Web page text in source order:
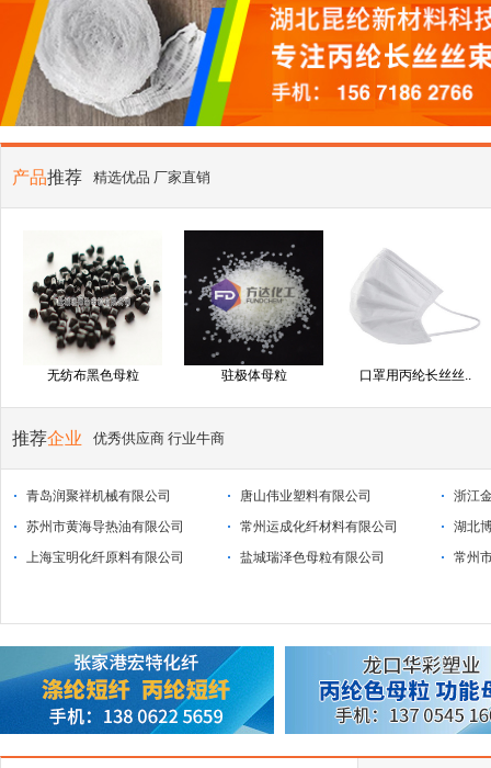
产品推荐 精选优品 厂家直销
无纺布黑色母粒 驻极体母粒 口罩用丙纶长丝丝..
推荐企业 优秀供应商 行业牛商
青岛润聚祥机械有限公司 唐山伟业塑料有限公司
浙江
苏州市黄海导热油有限公司
常州运成化纤材料有限公司
湖北
上海宝明化纤原料有限公司
盐城瑞泽色母粒有限公司 常州